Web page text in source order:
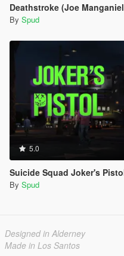
Deathstroke (Joe Manganiello
By Spud
5.0
Suicide Squad Joker's
By Spud
Designed in Alderney
Made in Los Santos